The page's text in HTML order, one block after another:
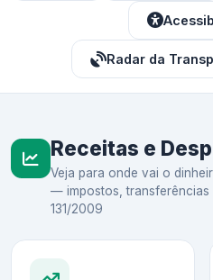
Radar da
Receitas e
Veja para onde vai o
— impostos, transferências
131/2009